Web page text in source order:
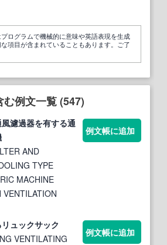
ログラムで機械的に意味や英語表現を生成
項目が含まれていることもあります。ご了
む例文一覧 (547)
濾過器を有する通
AND
TYPE
MACHINE
VENTILATION
例文帳に追加
ュックサック
VENTILATING
例文帳に追加